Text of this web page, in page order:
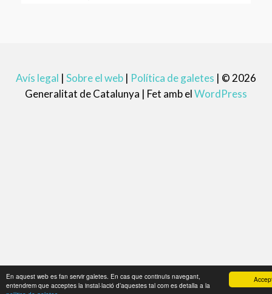
En aquest web es fan servir galetes. En cas que continuïs navegant,
entendrem que acceptes la instal·lació d’aquestes tal com es detalla a la
Avís legal | Sobre el web | Política de galetes | © 2026
Generalitat de Catalunya | Fet amb elWordPress